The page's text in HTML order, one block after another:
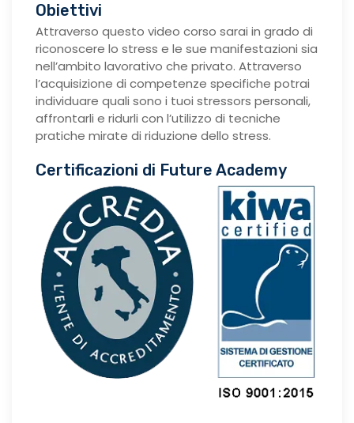
Obiettivi
Attraverso questo video corso sarai in grado di
riconoscere lo stress e le sue manifestazioni sia
nell’ambito lavorativo che privato. Attraverso
l’acquisizione di competenze specifiche potrai
individuare quali sono i tuoi stressors personali,
affrontarli e ridurli con l’utilizzo di tecniche
pratiche mirate di riduzione dello stress.
Certificazioni di Future Academy